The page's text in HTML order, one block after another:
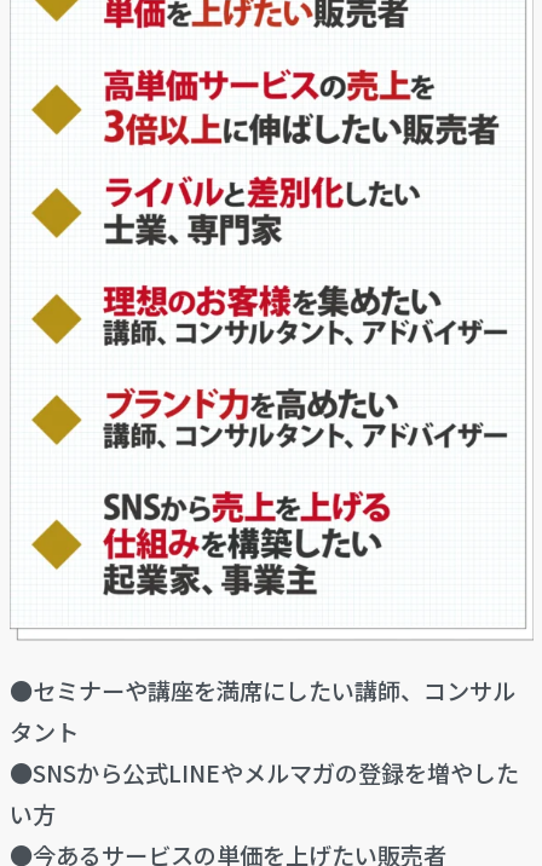
●セミナーや講座を満席にしたい講師、コンサル
タント
●SNSから公式LINEやメルマガの登録を増やした
い方
●今あるサービスの単価を上げたい販売者